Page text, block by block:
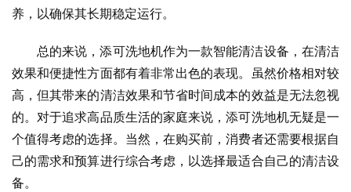
养，以确保其长期稳定运行。
总的来说，添可洗地机作为一款智能清洁设备，在清洁
效果和便捷性方面都有着非常出色的表现。虽然价格相对较
高，但其带来的清洁效果和节省时间成本的效益是无法忽视
的。对于追求高品质生活的家庭来说，添可洗地机无疑是一
个值得考虑的选择。当然，在购买前，消费者还需要根据自
己的需求和预算进行综合考虑，以选择最适合自己的清洁设
备。